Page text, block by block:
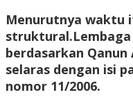
Menurutnya waktu
berdasarkan Qanun
selaras dengan isi
nomor 11/2006.